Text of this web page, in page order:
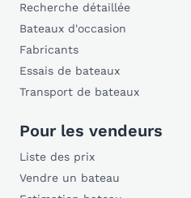
Recherche détaillée
Bateaux d'occasion
Fabricants
Essais de bateaux
Transport de bateaux
Pour les vendeurs
Liste des prix
Vendre un bateau